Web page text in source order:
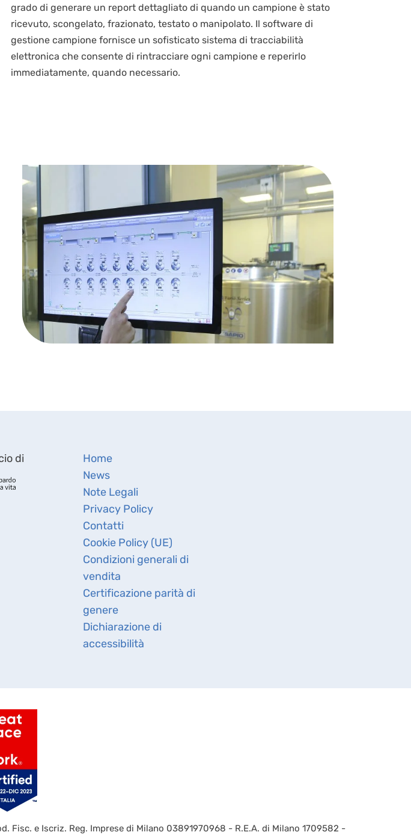
grado di generare un report dettagliato di quando un campione è stato
ricevuto, scongelato, frazionato, testato o manipolato. Il software di
gestione campione fornisce un sofisticato sistema di tracciabilità
elettronica che consente di rintracciare ogni campione e reperirlo
immediatamente, quando necessario.
di
Home
News
Note Legali
Privacy Policy
Contatti
Cookie Policy (UE)
Condizioni generali di
vendita
Certificazione parità di
genere
Dichiarazione di
accessibilità
Fisc. e Iscriz. Reg. Imprese di Milano 03891970968 - R.E.A. di Milano 1709582 -